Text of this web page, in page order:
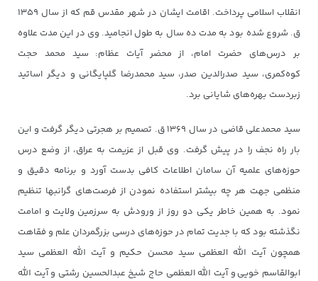
انقلاب اسلامی پرداخت. اقامت ایشان در شهر مقدس قم که از سال ۱۳۵۹
ق. شروع شده بود به مدت ده سال به طول انجامید. وی در این مدت علاوه
بر درس‌های حضرت امام، از محضر آیات عظام: سید محمد حجت
کوه‌کمری، سید صدرالدین صدر، سید محمدرضا گلپایگانی و دیگر اساتید
زبردست بهره‌های شایانی برد.
سید محمدعلی قاضی در سال ۱۳۶۹ ق. تصمیم بر هجرتی دیگر گرفت و این
بار راه نجف را در پیش گرفت. وی قبل از عزیمت به عراق، از وضع درس
حوزه‌های علمیه آن سامان اطلاعات کافی بدست آورد و برنامه دقیق و
منظمی جهت هر چه بیشتر استفاده نمودن از فرصت‌های گرانبها تنظیم
نمود. به همین خاطر یکی دو روز از ورودش به سرزمین ولایت و امامت
نگذشته بود که با جدیت تمام در حوزه‌های درسی بزرگمردان علم و فقاهت
همچون آیت الله العظمی سید محسن حکیم و آیت الله العظمی سید
ابوالقاسم خویی و آیت الله العظمی حاج شیخ عبدالحسین رشتی و آیت الله